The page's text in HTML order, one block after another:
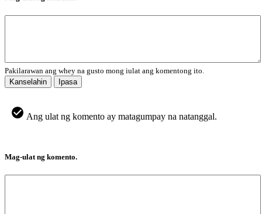
Pakilarawan ang whey na gusto mong iulat ang komentong ito.
Kanselahin
Ipasa
Ang ulat ng komento ay matagumpay na natanggal.
Mag-ulat ng komento.